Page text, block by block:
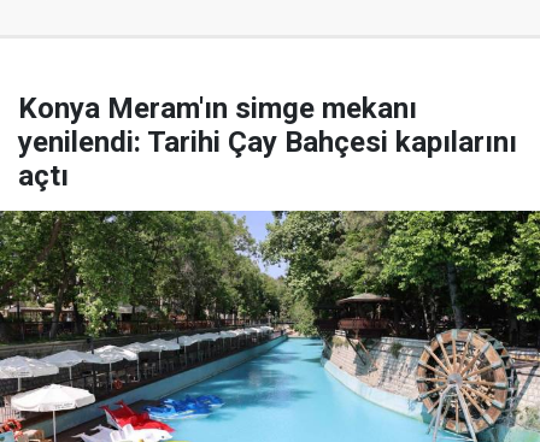
Konya Meram'ın simge mekanı
yenilendi: Tarihi Çay Bahçesi kapılarını
açtı